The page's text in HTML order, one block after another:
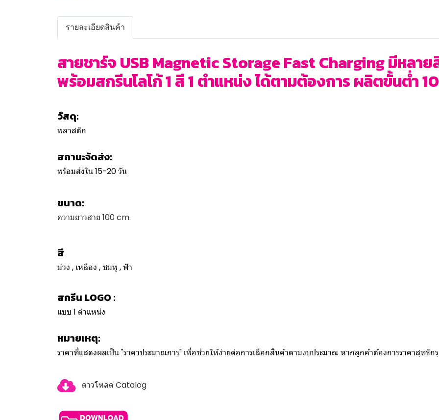
รายละเอียดสินค้า
สายชาร์จ USB Magnetic Storage Fast Charging มีหลาย
พร้อมสกรีนโลโก้ 1 สี 1 ตำแหน่ง ได้ตามต้องการ ผลิตขั้นต่ำ
วัสดุ:
พลาสติก
สถานะจัดส่ง:
พร้อมส่งใน 15-20 วัน
ขนาด:
ความยาวสาย 100 cm.
สี
ม่วง , เหลือง , ชมพู , ฟ้า
สกรีน LOGO :
แบบ 1 ตำแหน่ง
หมายเหตุ:
ราคาที่แสดงผลเป็น "ราคาประมาณการ" เพื่อช่วยให้ง่ายต่อการเลือกสินค้าตามงบประมาณ หากลูกค้าต้องการราคาสุทธิ
ดาวโหลด Catalog